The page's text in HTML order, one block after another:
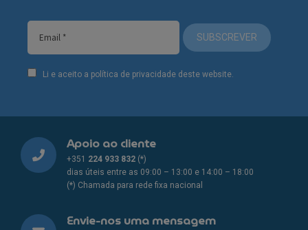
SUBSCREVER
Li e aceito a política de privacidade deste website.
Apoio ao cliente
+351 224 933 832 (*)
dias úteis entre as 09:00 – 13:00 e 14:00 – 18:00
(*) Chamada para rede fixa nacional
Envie-nos uma mensagem